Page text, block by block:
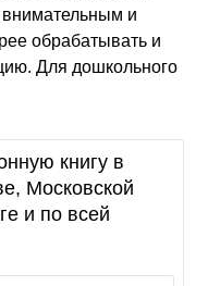
и
обрабатывать и
Для дошкольного
книгу в
Московской
и по всей